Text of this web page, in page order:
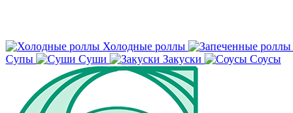
Холодные роллы
Супы
Суши Закуски Соусы